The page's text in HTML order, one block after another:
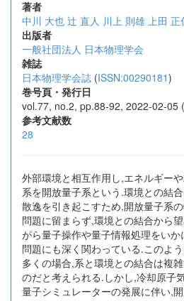
著者
中川 大也 辻 直人 川上 則雄 上田 正
出版者
一般社団法人 日本物理学会
雑誌
日本物理学会誌 (ISSN:00290181)
巻号頁・発行日
vol.77, no.2, pp.88-92, 2022-02-05
参考文献数
28
外部環境と相互作用し,エネルギー
系を開放量子系という.環境との結
散逸を引き起こすため,開放量子系
問題に留まらず,環境との結合から
がら量子操作や量子情報処理をい
問題にも深く関わっている.このよ
多くの場合,系と環境との結合は複
のだと考えられる.しかし,冷却原子
量子シミュレーターの発展に伴い,